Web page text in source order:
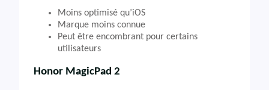
Moins optimisé qu’iOS
Marque moins connue
Peut être encombrant pour certains
utilisateurs
Honor MagicPad 2